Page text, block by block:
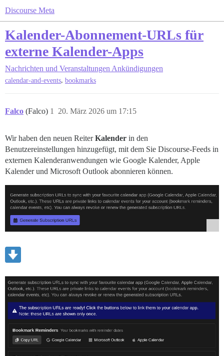
Discourse Meta
Kalender-Abonnement-URLs für
externe Kalender-Apps
Nachrichten und Veranstaltungen Ankündigungen
calendar-and-events, bookmarks
Falco (Falco) 20. März 2026 um 17:15
1
Wir haben den neuen ReiterKalender in den
Benutzereinstellungen hinzugefügt, mit dem Sie Discourse-Feeds in
externen Kalenderanwendungen wie Google Kalender, Apple
Kalender und Microsoft Outlook abonnieren können.